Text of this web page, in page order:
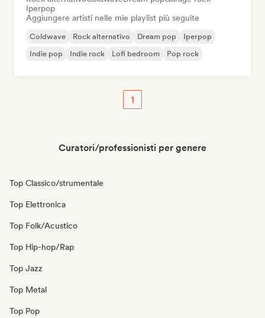
Iperpop
Aggiungere artisti nelle mie playlist più seguite
Coldwave Rock alternativo Dream pop
Iperpop
Indie pop
Indie rock Lofi bedroom Pop rock
1
Curatori/professionisti per genere
Top Classico/strumentale
Top Elettronica
Top Folk/Acustico
Top Hip-hop/Rap
Top Jazz
Top Metal
Top Pop